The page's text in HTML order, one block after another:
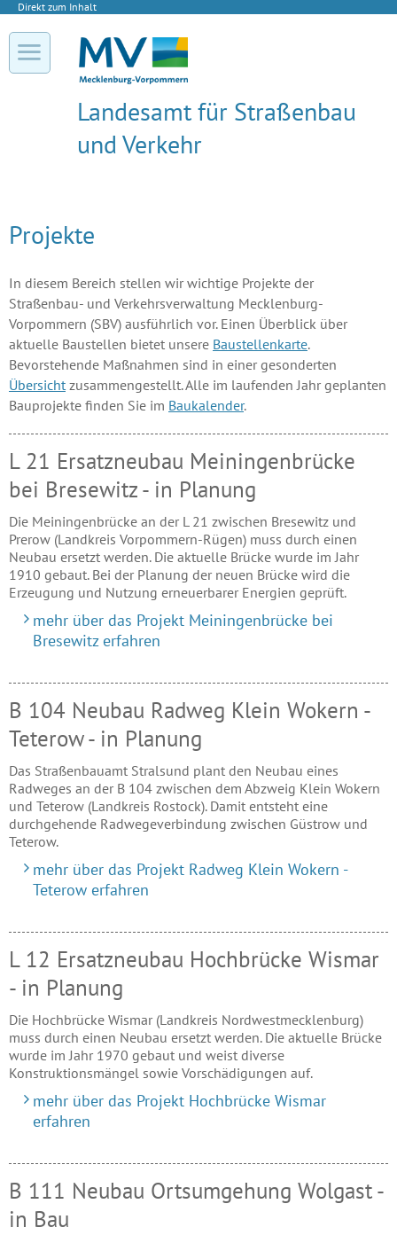
Direkt zum Inhalt
Landesamt für Straßenbau
und Verkehr
Projekte
In diesem Bereich stellen wir wichtige Projekte der
Straßenbau- und Verkehrsverwaltung Mecklenburg-
Vorpommern (SBV) ausführlich vor. Einen Überblick über
aktuelle Baustellen bietet unsere Baustellenkarte.
Bevorstehende Maßnahmen sind in einer gesonderten
Übersichtzusammengestellt. Alle im laufenden Jahr geplanten
Bauprojekte finden Sie im Baukalender.
L 21 Ersatzneubau Meiningenbrücke
bei Bresewitz - in Planung
Die Meiningenbrücke an der L 21 zwischen Bresewitz und
Prerow (Landkreis Vorpommern-Rügen) muss durch einen
Neubau ersetzt werden. Die aktuelle Brücke wurde im Jahr
1910 gebaut. Bei der Planung der neuen Brücke wird die
Erzeugung und Nutzung erneuerbarer Energien geprüft.
mehr über das Projekt Meiningenbrücke bei
Bresewitz erfahren
B 104 Neubau Radweg Klein Wokern -
Teterow - in Planung
Das Straßenbauamt Stralsund plant den Neubau eines
Radweges an der B 104 zwischen dem Abzweig Klein Wokern
und Teterow (Landkreis Rostock). Damit entsteht eine
durchgehende Radwegeverbindung zwischen Güstrow und
Teterow.
mehr über das Projekt Radweg Klein Wokern -
Teterow erfahren
L 12 Ersatzneubau Hochbrücke Wismar
- in Planung
Die Hochbrücke Wismar (Landkreis Nordwestmecklenburg)
muss durch einen Neubau ersetzt werden. Die aktuelle Brücke
wurde im Jahr 1970 gebaut und weist diverse
Konstruktionsmängel sowie Vorschädigungen auf.
mehr über das Projekt Hochbrücke Wismar
erfahren
B 111 Neubau Ortsumgehung Wolgast -
in Bau